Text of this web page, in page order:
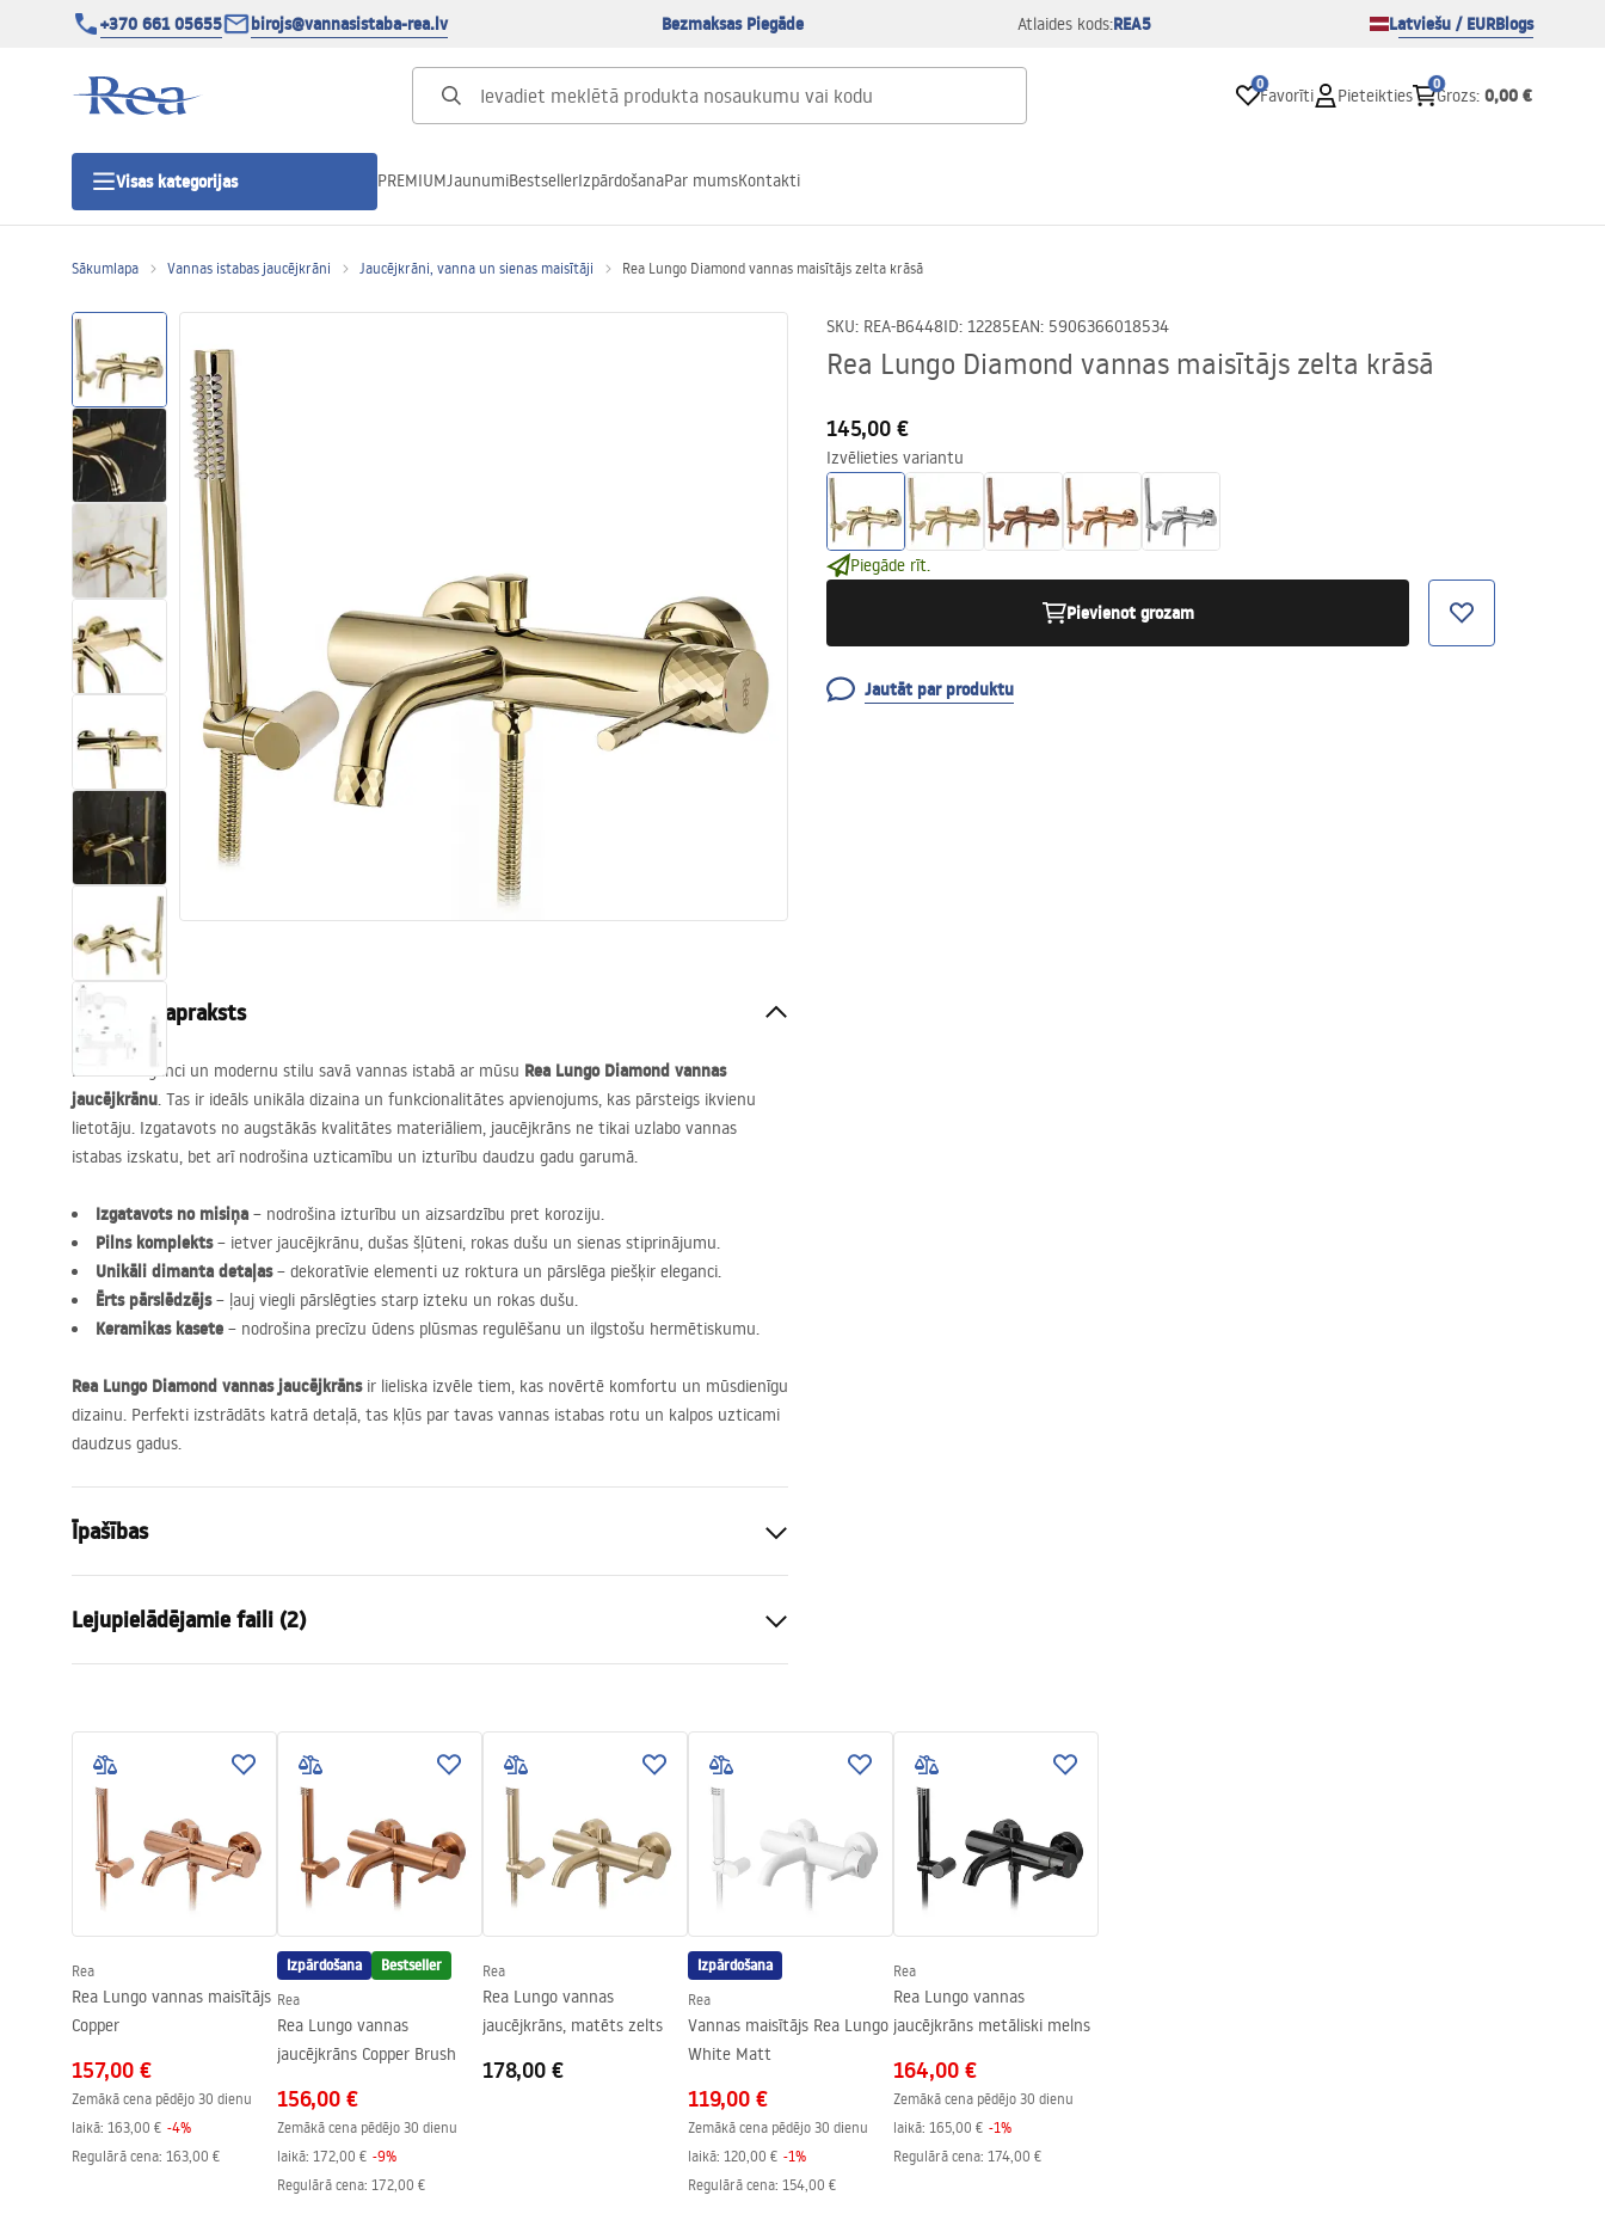
+370 661 05655 birojs@vannasistaba-rea.lv Bezmaksas Piegāde Atlaides kods:REA5 Latviešu / EURBlogs
0
Favorīti Pieteikties
0
Grozs: 0,00 €
Visas kategorijas
Dušas durvis
Vannas istabas dušas paliktņi
Lineāras dušas notekas
Tualetes
Izlietnes
Vannas un ekrāni
Vannas istabas jaucējkrāni
Vannas istabas dušas
Virtuve
Vannas istabas piederumi
PREMIUMJaunumiBestsellerIzpārdošanaPar mumsKontakti
Sākumlapa Vannas istabas jaucējkrāni Jaucējkrāni, vanna un sienas maisītāji Rea Lungo Diamond vannas maisītājs zelta krāsā
SKU: REA-B6448ID: 12285EAN: 5906366018534
Rea Lungo Diamond vannas maisītājs zelta krāsā
145,00 €
Izvēlieties variantu
Piegāde rīt.
Pievienot grozam
Jautāt par produktu
Produkta apraksts
Izbaudi eleganci un modernu stilu savā vannas istabā ar mūsu Rea Lungo Diamond vannas
jaucējkrānu. Tas ir ideāls unikāla dizaina un funkcionalitātes apvienojums, kas pārsteigs ikvienu
lietotāju. Izgatavots no augstākās kvalitātes materiāliem, jaucējkrāns ne tikai uzlabo vannas
istabas izskatu, bet arī nodrošina uzticamību un izturību daudzu gadu garumā.
Izgatavots no misiņa – nodrošina izturību un aizsardzību pret koroziju.
Pilns komplekts– ietver jaucējkrānu, dušas šļūteni, rokas dušu un sienas stiprinājumu.
Unikāli dimanta detaļas– dekoratīvie elementi uz roktura un pārslēga piešķir eleganci.
Ērts pārslēdzējs– ļauj viegli pārslēgties starp izteku un rokas dušu.
Keramikas kasete – nodrošina precīzu ūdens plūsmas regulēšanu un ilgstošu hermētiskumu.
Rea Lungo Diamond vannas jaucējkrānsir lieliska izvēle tiem, kas novērtē komfortu un mūsdienīgu
dizainu. Perfekti izstrādāts katrā detaļā, tas kļūs par tavas vannas istabas rotu un kalpos uzticami
daudzus gadus.
Īpašības
Uzstādīšanas veids
Krāsa
Zelts
Izsmidzinātāja sasniedzamība
mm
Augstums
Pārklājuma tehnoloģija
PVD
Savienojuma diametrs
1/2 collas
Savienojumu attālums
150mm
Garantija
5 gadi
Lejupielādējamie faili (2)
Warranty_Terms_and_Conditions_
Faucets_-_5.pdf
Rea
Rea Lungo vannas maisītājs
Copper
157,00 €
Zemākā cena pēdējo 30 dienu
laikā: 163,00 € -4%
Regulārā cena: 163,00 €
Izpārdošana Bestseller
Rea
Rea Lungo vannas
jaucējkrāns Copper Brush
156,00 €
Zemākā cena pēdējo 30 dienu
laikā: 172,00 € -9%
Regulārā cena: 172,00 €
Rea
Rea Lungo vannas
jaucējkrāns, matēts zelts
178,00 €
Izpārdošana
Rea
Vannas maisītājs Rea Lungo
White Matt
119,00 €
Zemākā cena pēdējo 30 dienu
laikā: 120,00 € -1%
Regulārā cena: 154,00 €
Rea
Rea Lungo vannas
jaucējkrāns metāliski melns
164,00 €
Zemākā cena pēdējo 30 dienu
laikā: 165,00 € -1%
Regulārā cena: 174,00 €